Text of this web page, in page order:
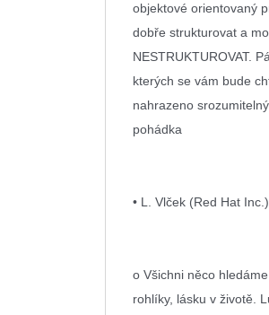
objektové orientovaný
dobře strukturovat a
NESTRUKTUROVAT.
kterých se vám bude
nahrazeno
pohádka
• L. Vlček (Red Hat
o Všichni něco
rohlíky, lásku v životě.